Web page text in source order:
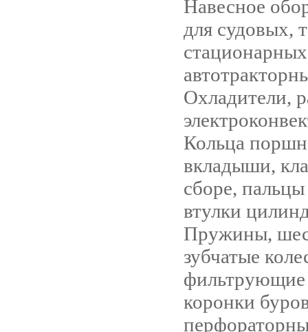
Навесное
для судовых,
Охладители,
Кольца
вкладыши,
сборе,
втулки
Пружины,
зубчатые
фильтрующие
коронки